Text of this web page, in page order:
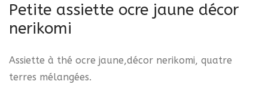
Petite assiette ocre jaune décor
nerikomi
Assiette à thé ocre jaune,décor nerikomi, quatre
terres mélangées.